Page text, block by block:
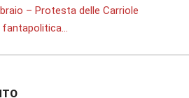
– Protesta delle Carriole